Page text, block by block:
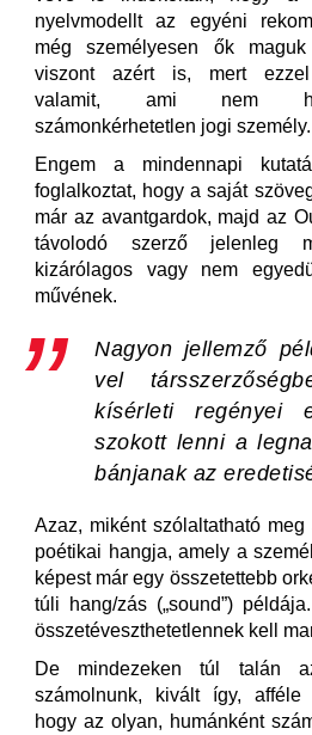
nyelvmodellt az egyéni
még személyesen ők maguk
viszont azért is, mert ezzel
valamit, ami nem
számonkérhetetlen jogi személy.
Engem a mindennapi
foglalkoztat, hogy a saját
már az avantgardok, majd az
távolodó szerző jelenleg
kizárólagos vagy nem
művének.
Nagyon jellemző
vel
kísérleti regényei
szokott lenni a
bánjanak az
Azaz, miként szólaltatható
poétikai hangja, amely a
képest már egy összetettebb
túli hang/zás („sound”)
összetéveszthetetlennek kell
De mindezeken túl talán
számolnunk, kivált így, afféle
hogy az olyan, humánként